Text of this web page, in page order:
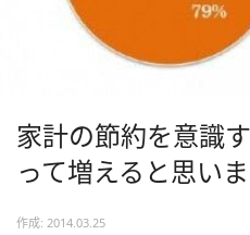
家計の節約を意識
って増えると思い
作成: 2014.03.25